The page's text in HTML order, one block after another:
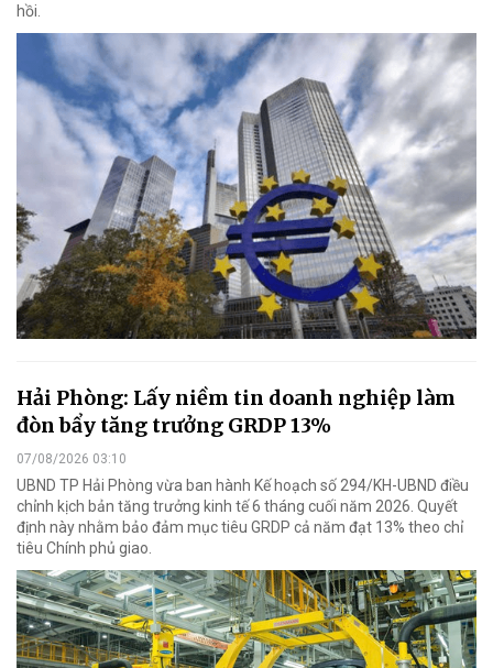
hồi.
Hải Phòng: Lấy niềm tin doanh nghiệp làm
đòn bẩy tăng trưởng GRDP 13%
07/08/2026 03:10
UBND TP Hải Phòng vừa ban hành Kế hoạch số 294/KH-UBND điều
chỉnh kịch bản tăng trưởng kinh tế 6 tháng cuối năm 2026. Quyết
định này nhằm bảo đảm mục tiêu GRDP cả năm đạt 13% theo chỉ
tiêu Chính phủ giao.